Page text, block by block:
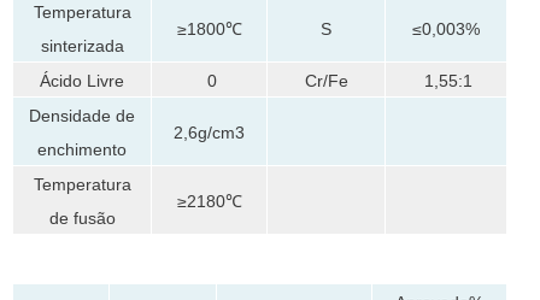
Temperatura
sinterizada
≥1800℃ S ≤0,003%
Ácido Livre 0 Cr/Fe
1,55:1
Densidade de
enchimento
2,6g/cm3
Temperatura
de fusão
≥2180℃